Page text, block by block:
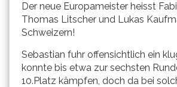
Der neue Europameister heisst
Thomas Litscher und Lukas
Schweizern!
Sebastian fuhr offensichtlich ein
konnte bis etwa zur sechsten
10.Platz kämpfen, doch da bei